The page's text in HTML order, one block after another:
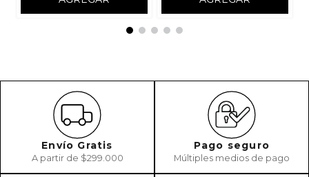
Envío Gratis
A partir de $299.000
Pago seguro
Múltiples medios de pago